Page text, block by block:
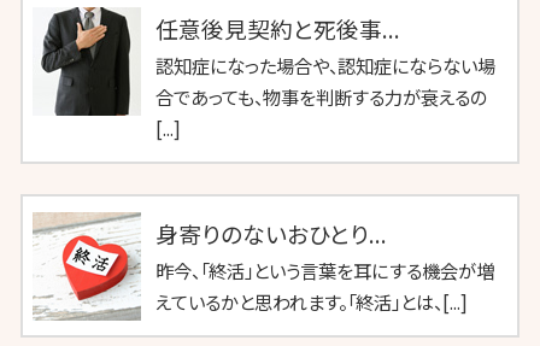
任意後見契約と死後事...
認知症になった場合や、認知症にならない場
合であっても、物事を判断する力が衰えるの
[...]
身寄りのないおひとり...
昨今、「終活」という言葉を耳にする機会が増
えているかと思われます。「終活」とは、[...]